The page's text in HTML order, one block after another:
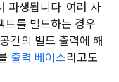
파생됩니다. 여러 사
트를 빌드하는 경우
간의 빌드 출력에 해
출력 베이스라고도